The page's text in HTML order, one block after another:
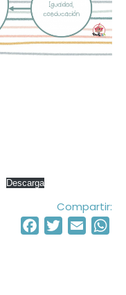
Descarga
Compartir:
Facebook
TwitterEmail